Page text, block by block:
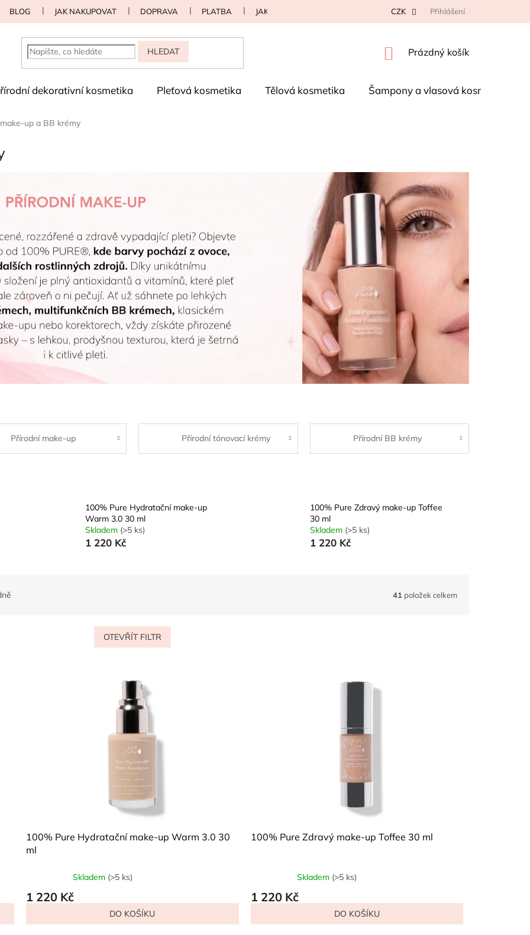
BLOG JAK NAKUPOVAT DOPRAVA PLATBA JAK NA REKLAMACI KONTAKTY OBCHODNÍ PODMÍNKY
CZK Přihlášení
HLEDAT
NÁKUPNÍ
Prázdný košík
dekorativní kosmetika Pleťová kosmetika Tělová kosmetika Šampony a vlasová kosmetika
up a BB krémy
Přírodní make-up Přírodní tónovací krémy Přírodní BB krémy
100% Pure Hydratační make-up
Warm 3.0 30 ml
Skladem (>5 ks)
1 220 Kč
100% Pure Zdravý make-up Toffee
30 ml
Skladem (>5 ks)
1 220 Kč
41 položek celkem
OTEVŘÍT FILTR
100% Pure Hydratační make-up Warm 3.0 30
ml
Skladem (>5 ks)
1 220 Kč
DO KOŠÍKU
100% Pure Zdravý make-up Toffee 30 ml
Skladem (>5 ks)
1 220 Kč
DO KOŠÍKU